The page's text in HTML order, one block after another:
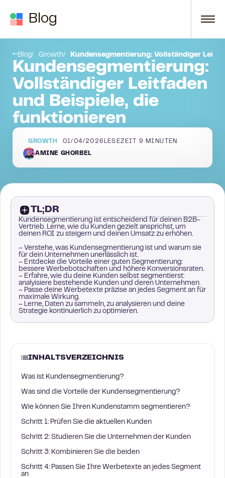
Blog
Blog Growth Kundensegmentierung: Vollständiger
Kundensegmentierung:
Vollständiger Leitfaden
und Beispiele, die
funktionieren
GROWTH 01/04/2026 LESEZEIT9 MINUTEN
AMINE GHORBEL
TL;DR
Kundensegmentierung ist entscheidend für deinen B2B-
Vertrieb. Lerne, wie du Kunden gezielt ansprichst, um
deinen ROI zu steigern und deinen Umsatz zu erhöhen.
– Verstehe, was Kundensegmentierung ist und warum sie
für dein Unternehmen unerlässlich ist.
– Entdecke die Vorteile einer guten Segmentierung:
bessere Werbebotschaften und höhere Konversionsraten.
– Erfahre, wie du deine Kunden selbst segmentierst:
analyisiere bestehende Kunden und deren Unternehmen.
– Passe deine Werbetexte präzise an jedes Segment an für
maximale Wirkung.
– Lerne, Daten zu sammeln, zu analysieren und deine
Strategie kontinuierlich zu optimieren.
INHALTSVERZEICHNIS
Was ist Kundensegmentierung?
Was sind die Vorteile der Kundensegmentierung?
Wie können Sie Ihren Kundenstamm segmentieren?
Schritt 1: Prüfen Sie die aktuellen Kunden
Schritt 2: Studieren Sie die Unternehmen der Kunden
Schritt 3: Kombinieren Sie die beiden
Schritt 4: Passen Sie Ihre Werbetexte an jedes Segment
an